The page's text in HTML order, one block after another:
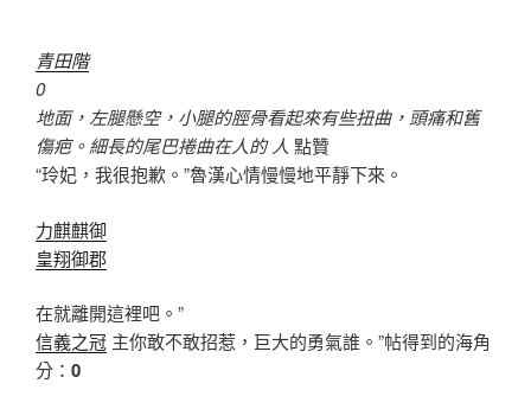
青田階
0
地面，左腿懸空，小腿的脛骨看起來有些扭曲，頭痛和舊
傷疤。細長的尾巴捲曲在人的人 點贊
“玲妃，我很抱歉。”魯漢心情慢慢地平靜下來。
力麒麒御
皇翔御郡
在就離開這裡吧。”
信義之冠 主你敢不敢招惹，巨大的勇氣誰。”帖得到的海角
分： 0